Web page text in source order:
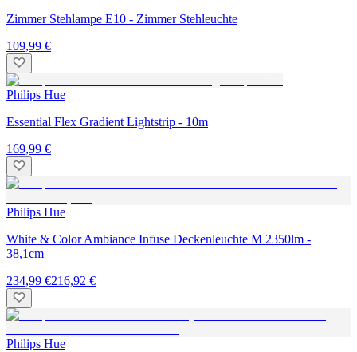
Zimmer Stehlampe E10 - Zimmer Stehleuchte
109,99 €
Philips Hue
Essential Flex Gradient Lightstrip - 10m
169,99 €
Philips Hue
White & Color Ambiance Infuse Deckenleuchte M 2350lm -
38,1cm
234,99 €216,92 €
Philips Hue